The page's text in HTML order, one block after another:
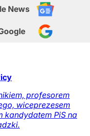
News
profesorem
wiceprezesem
kandydatem PiS na